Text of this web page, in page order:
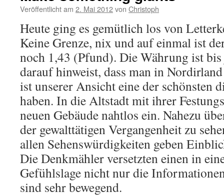
Veröffentlicht am 2. Mai 2012von Christoph
Heute ging es gemütlich los von
Keine Grenze, nix und auf einmal ist
noch 1,43 (Pfund). Die Währung ist bis
darauf hinweist, dass man in
ist unserer Ansicht eine der schönsten
haben. In die Altstadt mit ihrer
neuen Gebäude nahtlos ein. Nahezu
der gewalttätigen Vergangenheit zu
allen Sehenswürdigkeiten geben
Die Denkmähler versetzten einen in
Gefühlslage nicht nur die
sind sehr bewegend.